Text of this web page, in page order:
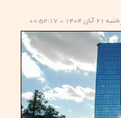
۱۴۰۴ - ۰۰:۵۲:۱۷